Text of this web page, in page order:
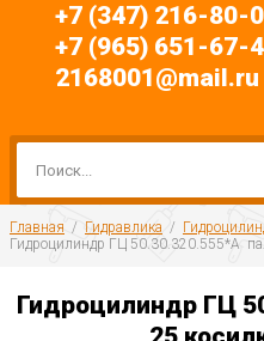
+7 (347) 216-80-
+7 (965) 651-67-
2168001@mail.ru
Главная
  /
Гидравлика
  /
Гидроцилиндр ГЦ 50.30.320.555*А
Гидроцилиндр ГЦ